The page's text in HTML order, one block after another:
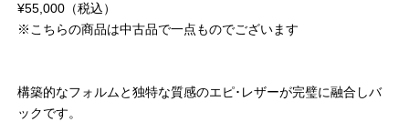
¥55,000（税込）
※こちらの商品は中古品で一点ものでございます
構築的なフォルムと独特な質感のエピ･レザーが完璧に融合しバ
ックです。